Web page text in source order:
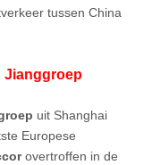
tussen China
Jianggroep
uit Shanghai
Europese
overtroffen in de